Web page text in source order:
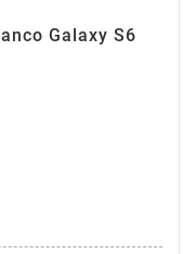
Galaxy S6